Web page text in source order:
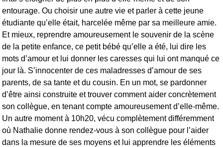
entourage. Ou choisir une autre vie et parler à cette jeune
étudiante qu’elle était, harcelée même par sa meilleure amie.
Et mieux, reprendre amoureusement le souvenir de la scène
de la petite enfance, ce petit bébé qu’elle a été, lui dire les
mots d’amour et lui donner les caresses qui lui ont manqué ce
jour là. S’innocenter de ces maladresses d’amour de ses
parents, de sa tante et du cousin. En un mot, se pardonner
d’être ainsi construite et trouver comment aider concrètement
son collègue, en tenant compte amoureusement d’elle-même.
Un autre moment à 10h20, vécu complètement différemment
où Nathalie donne rendez-vous à son collègue pour l’aider
dans la mesure de ses moyens et lui apprendre les éléments